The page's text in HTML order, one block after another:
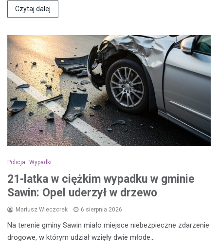
Czytaj dalej
Policja Wypadki
21-latka w ciężkim wypadku w gminie
Sawin: Opel uderzył w drzewo
Mariusz Wieczorek 6 sierpnia 2026
Na terenie gminy Sawin miało miejsce niebezpieczne zdarzenie
drogowe, w którym udział wzięły dwie młode…